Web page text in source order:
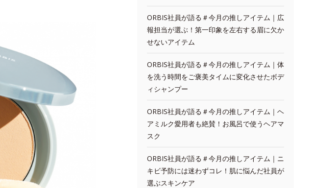
ORBIS社員が語る＃今月の推しアイテム｜広
報担当が選ぶ！第一印象を左右する眉に欠か
せないアイテム
ORBIS社員が語る＃今月の推しアイテム｜体
を洗う時間をご褒美タイムに変化させたボデ
ィシャンプー
ORBIS社員が語る＃今月の推しアイテム｜ヘ
アミルク愛用者も絶賛！お風呂で使うヘアマ
スク
ORBIS社員が語る＃今月の推しアイテム｜ニ
キビ予防には迷わずコレ！肌に悩んだ社員が
選ぶスキンケア